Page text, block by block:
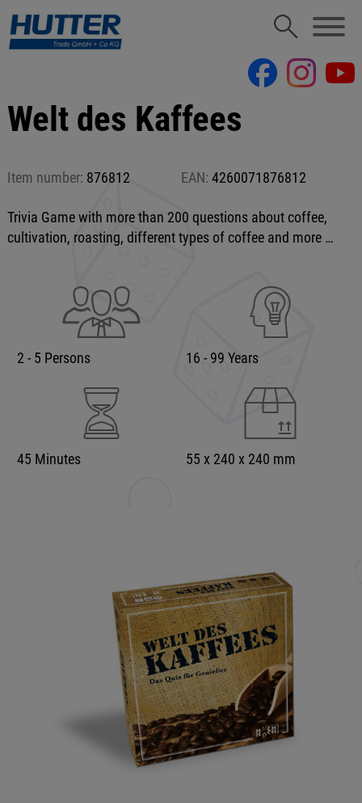
Welt des Kaffees
Item number: 876812 EAN: 4260071876812
Trivia Game with more than 200 questions about coffee,
cultivation, roasting, different types of coffee and more …
2 - 5 Persons 16 - 99 Years
45 Minutes 55 x 240 x 240 mm